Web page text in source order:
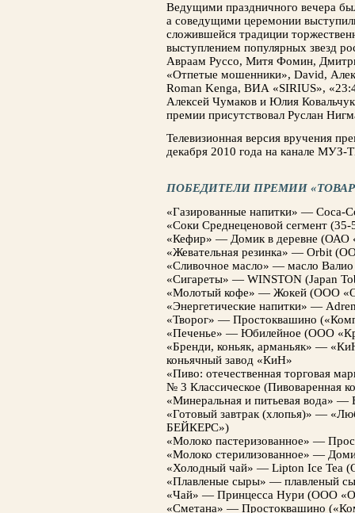
Ведущими праздничного вечера
а соведущими церемонии
сложившейся традиции
выступлением популярных звезд
Авраам Руссо, Митя Фомин,
«Отпетые мошенники», David,
Roman Kenga, ВИА «SIRIUS»,
Алексей Чумаков и Юлия
премии присутствовал Руслан
Телевизионная версия вручения
декабря 2010 года на канале МУЗ-
ПОБЕДИТЕЛИ ПРЕМИИ «ТОВАР
«Газированные напитки» — Coca-
«Соки Среднеценовой сегмент
«Кефир» — Домик в деревне (ОАО
«Жевательная резинка» — Orbit
«Сливочное масло» — масло
«Сигареты» — WINSTON (Japan
«Молотый кофе» — Жокей (ООО
«Энергетические напитки» —
«Творог» — Простоквашино
«Печенье» — Юбилейное (ООО
«Бренди, коньяк, арманьяк» —
коньячный завод «КиН»
«Пиво: отечественная торговая
№ 3 Классическое (Пивоваренная
«Минеральная и питьевая вода»
«Готовый завтрак (хлопья)» —
БЕЙКЕРС»)
«Молоко пастеризованное» —
«Молоко стерилизованное» —
«Холодный чай» — Lipton Ice Tea
«Плавленые сыры» — плавленый
«Чай» — Принцесса Нури (ООО
«Сметана» — Простоквашино